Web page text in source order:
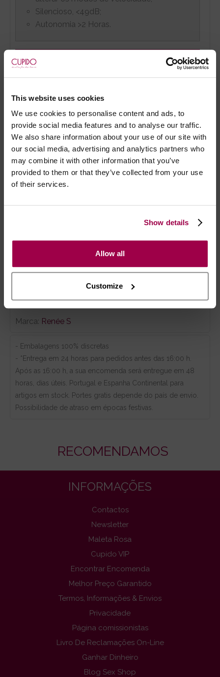
This website uses cookies
We use cookies to personalise content and ads, to
provide social media features and to analyse our traffic.
We also share information about your use of our site with
our social media, advertising and analytics partners who
may combine it with other information that you’ve
provided to them or that they’ve collected from your use
of their services.
Show details
Allow all
Customize
Silencioso, <49dB;
Autonomia >2 Horas.
Látex: Não
Ftalatos: Não
Fabricado em Silicone medicinal
TACTO
Suave e aveludado.
Marca: Renée S
- Embalagens 100% discretas
- *Entrega em 24 horas para pedidos antes das 16:00 h.
Após as 16:00 h, a sua encomenda será entregue em 48
horas, dias úteis. Portugal e Espanha Continental para
artigos em stock. Portes gratis depende do país de envio.
Possibilidade de atraso em épocas festivas.
RECOMENDAMOS
INFORMAÇÕES
Contactos
Newsletter
Maleta Rosa
Cupido VIP
Encontrar Encomenda
Melhor Preço Garantido
Termos, Informações & Envios
Privacidade
Página comissionistas
Livro De Reclamações On-Line
Ganhar Dinheiro
Blog Sex Shop